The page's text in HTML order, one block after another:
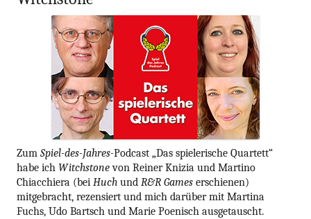
Zum Spiel-des-Jahres-Podcast „Das spielerische Quartett“
habe ich Witchstonevon Reiner Knizia und Martino
Chiacchiera (bei Huch und R&R Games erschienen)
mitgebracht, rezensiert und mich darüber mit Martina
Fuchs, Udo Bartsch und Marie Poenisch ausgetauscht.